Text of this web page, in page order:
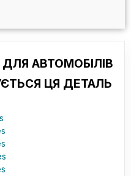
АВТОМОБІЛІВ
ЦЯ ДЕТАЛЬ